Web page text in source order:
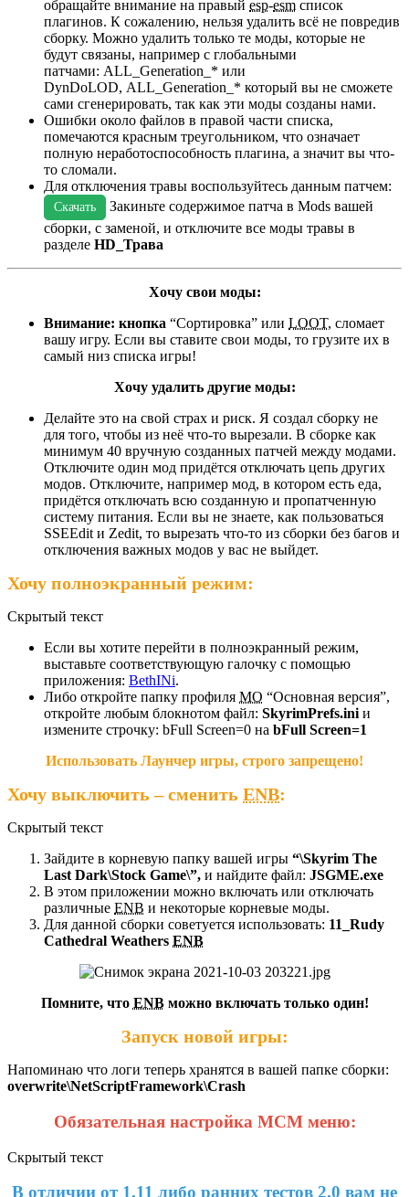
обращайте внимание на правый esp-esm список
плагинов. К сожалению, нельзя удалить всё не повредив
сборку. Можно удалить только те моды, которые не
будут связаны, например с глобальными
патчами: ALL_Generation_* или
DynDoLOD, ALL_Generation_* который вы не сможете
сами сгенерировать, так как эти моды созданы нами.
Ошибки около файлов в правой части списка,
помечаются красным треугольником, что означает
полную неработоспособность плагина, а значит вы что-
то сломали.
Для отключения травы воспользуйтесь данным патчем:
Скачать
Закиньте содержимое патча в Mods вашей
сборки, с заменой, и отключите все моды травы в
разделе HD_Трава
Хочу свои моды:
Внимание: кнопка “Сортировка” или LOOT, сломает
вашу игру. Если вы ставите свои моды, то грузите их в
самый низ списка игры!
Хочу удалить другие моды:
Делайте это на свой страх и риск. Я создал сборку не
для того, чтобы из неё что-то вырезали. В сборке как
минимум 40 вручную созданных патчей между модами.
Отключите один мод придётся отключать цепь других
модов. Отключите, например мод, в котором есть еда,
придётся отключать всю созданную и пропатченную
систему питания. Если вы не знаете, как пользоваться
SSEEdit и Zedit, то вырезать что-то из сборки без багов и
отключения важных модов у вас не выйдет.
Хочу полноэкранный режим:
Скрытый текст
Если вы хотите перейти в полноэкранный режим,
выставьте соответствующую галочку с помощью
приложения: BethINi.
Либо откройте папку профиля МО “Основная версия”,
откройте любым блокнотом файл: SkyrimPrefs.ini и
измените строчку: bFull Screen=0 на bFull Screen=1
Использовать Лаунчер игры, строго запрещено!
Хочу выключить – сменить ENB:
Скрытый текст
Зайдите в корневую папку вашей игры “\Skyrim The
Last Dark\Stock Game\”, и найдите файл: JSGME.exe
В этом приложении можно включать или отключать
различные ENB и некоторые корневые моды.
Для данной сборки советуется использовать: 11_Rudy
Cathedral Weathers ENB
Помните, что ENBможно включать только один!
Запуск новой игры:
Напоминаю что логи теперь хранятся в вашей папке сборки:
overwrite\NetScriptFramework\Crash
Обязательная настройка МСМ меню:
Скрытый текст
В отличии от 1.11 либо ранних тестов 2.0 вам не